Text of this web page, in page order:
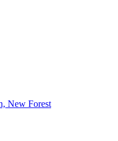
New Forest